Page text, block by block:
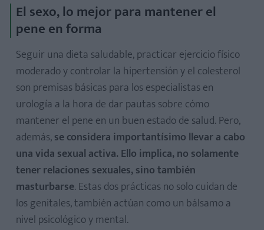
El sexo, lo mejor para mantener el
pene en forma
Seguir una dieta saludable, practicar ejercicio físico
moderado y controlar la hipertensión y el colesterol
son premisas básicas para los especialistas en
urología a la hora de dar pautas sobre cómo
mantener el pene en un buen estado de salud. Pero,
además,se considera importantísimo llevar a cabo
una vida sexual activa. Ello implica, no solamente
tener relaciones sexuales, sino también
masturbarse. Estas dos prácticas no solo cuidan de
los genitales, también actúan como un bálsamo a
nivel psicológico y mental.